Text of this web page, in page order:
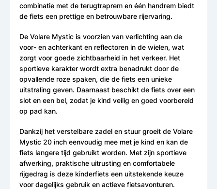
combinatie met de terugtraprem en één handrem biedt
de fiets een prettige en betrouwbare rijervaring.
De Volare Mystic is voorzien van verlichting aan de
voor- en achterkant en reflectoren in de wielen, wat
zorgt voor goede zichtbaarheid in het verkeer. Het
sportieve karakter wordt extra benadrukt door de
opvallende roze spaken, die de fiets een unieke
uitstraling geven. Daarnaast beschikt de fiets over een
slot en een bel, zodat je kind veilig en goed voorbereid
op pad kan.
Dankzij het verstelbare zadel en stuur groeit de Volare
Mystic 20 inch eenvoudig mee met je kind en kan de
fiets langere tijd gebruikt worden. Met zijn sportieve
afwerking, praktische uitrusting en comfortabele
rijgedrag is deze kinderfiets een uitstekende keuze
voor dagelijks gebruik en actieve fietsavonturen.